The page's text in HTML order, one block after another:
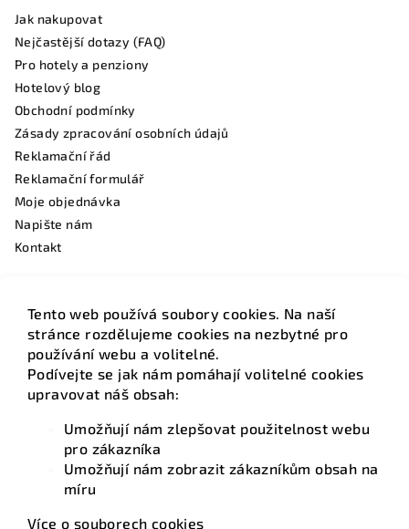
Tento web používá soubory cookies. Na naší
stránce rozdělujeme cookies na nezbytné pro
používání webu a volitelné.
Podívejte se jak nám pomáhají volitelné cookies
upravovat náš obsah:
Umožňují nám zlepšovat použitelnost webu
pro zákazníka
Umožňují nám zobrazit zákazníkům obsah na
míru
Více o souborech cookies
Jak nakupovat
Nejčastější dotazy (FAQ)
Pro hotely a penziony
Hotelový blog
Obchodní podmínky
Zásady zpracování osobních údajů
Reklamační řád
Reklamační formulář
Moje objednávka
Napište nám
Kontakt
Facebook
Kontakt
hotelovamatrace.cz